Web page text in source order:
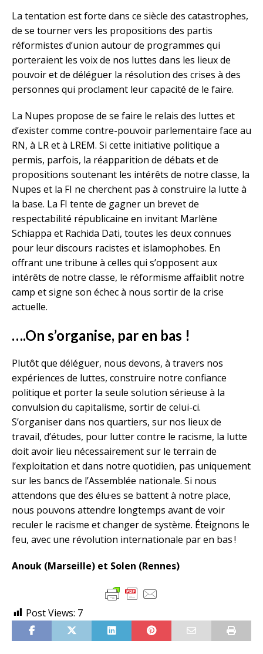
La tentation est forte dans ce siècle des catastrophes,
de se tourner vers les propositions des partis
réformistes d’union autour de programmes qui
porteraient les voix de nos luttes dans les lieux de
pouvoir et de déléguer la résolution des crises à des
personnes qui proclament leur capacité de le faire.
La Nupes propose de se faire le relais des luttes et
d’exister comme contre-pouvoir parlementaire face au
RN, à LR et à LREM. Si cette initiative politique a
permis, parfois, la réapparition de débats et de
propositions soutenant les intérêts de notre classe, la
Nupes et la FI ne cherchent pas à construire la lutte à
la base. La FI tente de gagner un brevet de
respectabilité républicaine en invitant Marlène
Schiappa et Rachida Dati, toutes les deux connues
pour leur discours racistes et islamophobes. En
offrant une tribune à celles qui s’opposent aux
intérêts de notre classe, le réformisme affaiblit notre
camp et signe son échec à nous sortir de la crise
actuelle.
….On s’organise, par en bas !
Plutôt que déléguer, nous devons, à travers nos
expériences de luttes, construire notre confiance
politique et porter la seule solution sérieuse à la
convulsion du capitalisme, sortir de celui-ci.
S’organiser dans nos quartiers, sur nos lieux de
travail, d’études, pour lutter contre le racisme, la lutte
doit avoir lieu nécessairement sur le terrain de
l’exploitation et dans notre quotidien, pas uniquement
sur les bancs de l’Assemblée nationale. Si nous
attendons que des élu·es se battent à notre place,
nous pouvons attendre longtemps avant de voir
reculer le racisme et changer de système. Éteignons le
feu, avec une révolution internationale par en bas !
Anouk (Marseille) et Solen (Rennes)
Post Views: 7